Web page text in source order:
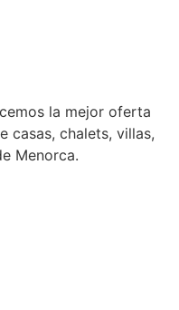
la mejor oferta
casas, chalets, villas,
Menorca.